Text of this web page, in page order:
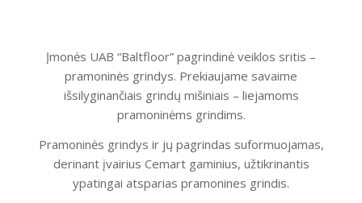
Įmonės UAB “Baltfloor” pagrindinė veiklos sritis –
pramoninės grindys. Prekiaujame savaime
išsilyginančiais grindų mišiniais – liejamoms
pramoninėms grindims.
Pramoninės grindys ir jų pagrindas suformuojamas,
derinant įvairius Cemart gaminius, užtikrinantis
ypatingai atsparias pramonines grindis.